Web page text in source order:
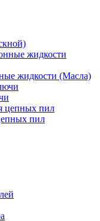
жидкости (Масла)
пил